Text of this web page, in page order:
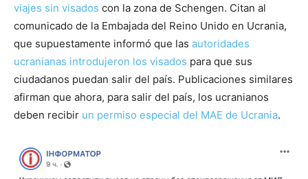
viajes sin visados con la zona de Schengen. Citan al
comunicado de la Embajada del Reino Unido en Ucrania,
que supuestamente informó que las autoridades
ucranianas introdujeron los visados para que sus
ciudadanos puedan salir del país. Publicaciones similares
afirman que ahora, para salir del país, los ucranianos
deben recibir un permiso especial del MAE de Ucrania.